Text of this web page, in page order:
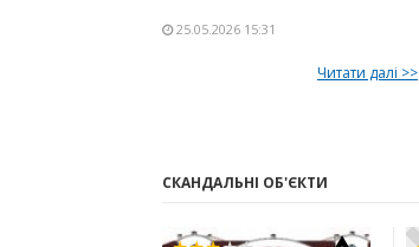
25.05.2026 15:31
Читати далі >>
СКАНДАЛЬНІ ОБ'ЄКТИ